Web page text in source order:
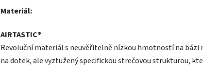
Materiál:
AIRTASTIC®
Revoluční materiál s neuvěřitelně nízkou hmotností na bázi
na dotek, ale vyztužený specifickou strečovou strukturou,